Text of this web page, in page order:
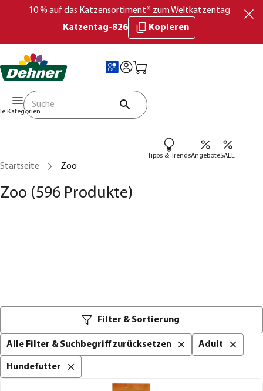
10 % auf das Katzensortiment* zum Weltkatzentag
Katzentag-826
Kopieren
Kategorien
Tipps & TrendsAngeboteSALE
Startseite Zoo
Zoo (596 Produkte)
Filter & Sortierung
Alle Filter & Suchbegriff zurücksetzen Adult
Hundefutter